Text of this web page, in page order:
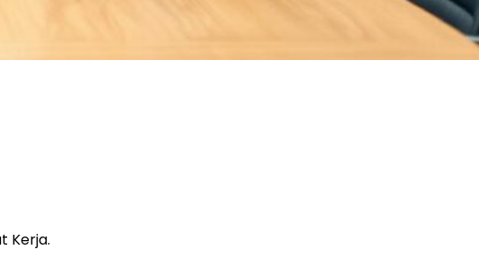
Kerja.